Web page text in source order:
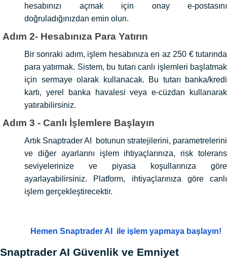
hesabınızı açmak için onay e-postasını
doğruladığınızdan emin olun.
Adım 2- Hesabınıza Para Yatırın
Bir sonraki adım, işlem hesabınıza en az 250 € tutarında
para yatırmak. Sistem, bu tutarı canlı işlemleri başlatmak
için sermaye olarak kullanacak. Bu tutarı banka/kredi
kartı, yerel banka havalesi veya e-cüzdan kullanarak
yatırabilirsiniz.
Adım 3 - Canlı İşlemlere Başlayın
Artık Snaptrader AI botunun stratejilerini, parametrelerini
ve diğer ayarlarını işlem ihtiyaçlarınıza, risk tolerans
seviyelerinize ve piyasa koşullarınıza göre
ayarlayabilirsiniz. Platform, ihtiyaçlarınıza göre canlı
işlem gerçekleştirecektir.
Hemen Snaptrader AI ile işlem yapmaya başlayın!
Snaptrader AI Güvenlik ve Emniyet